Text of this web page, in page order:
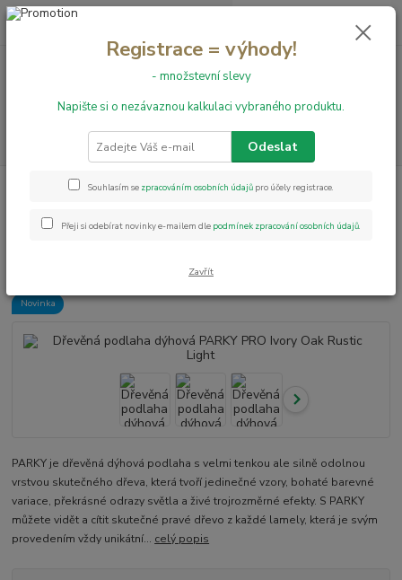
+420 731 199 591 0,00 Kč
Dřevěné podlahy
Dřevěná podlaha dýhová PARKY PRO Ivory Oak
Dřevěná podlaha dýhová PARKY
PRO Ivory Oak Rustic Light
Novinka
PARKY je dřevěná dýhová podlaha s velmi tenkou ale silně odolnou
vrstvou skutečného dřeva, která tvoří jedinečné vzory, bohaté barevné
variace, překrásné odrazy světla a živé trojrozměrné efekty. S PARKY
můžete vidět a cítit skutečné pravé dřevo z každé lamely, která je svým
provedením vždy unikátní... celý popis
Registrace = výhody!
- množstevní slevy
Napište si o nezávaznou kalkulaci vybraného produktu.
Odeslat
Souhlasím se zpracováním osobních údajů pro účely registrace.
Přeji si odebírat novinky e-mailem dle podmínek zpracování osobních údajů.
Zavřít